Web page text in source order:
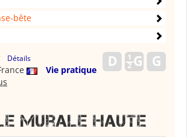
bête
Détails
Vie pratique
murale haute